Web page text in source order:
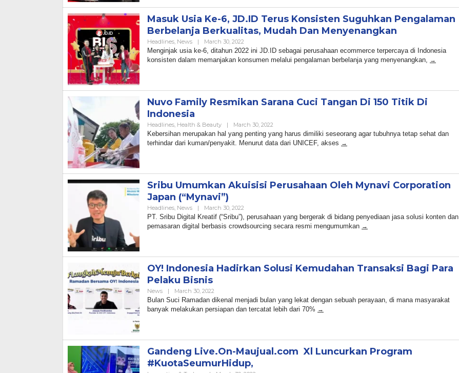
Masuk Usia Ke-6, JD.ID Terus Konsisten Suguhkan Pengalaman
Berbelanja Berkualitas, Mudah Dan Menyenangkan
Headlines, News | March 30, 2022
Admin
Menginjak usia ke-6, ditahun 2022 ini JD.ID sebagai perusahaan ecommerce terpercaya di Indonesia
konsisten dalam memanjakan konsumen melalui pengalaman berbelanja yang menyenangkan,
Nuvo Family Resmikan Sarana Cuci Tangan Di 150 Titik Di
Indonesia
Headlines, Health & Beauty | March 30, 2022
Admin
Kebersihan merupakan hal yang penting yang harus dimiliki seseorang agar tubuhnya tetap sehat dan
terhindar dari kuman/penyakit. Menurut data dari UNICEF, akses
Sribu Umumkan Akuisisi Perusahaan Oleh Mynavi Corporation
Japan (“Mynavi”)
Headlines, News | March 30, 2022
Admin
PT. Sribu Digital Kreatif (“Sribu”), perusahaan yang bergerak di bidang penyediaan jasa solusi konten dan
pemasaran digital berbasis crowdsourcing secara resmi mengumumkan
OY! Indonesia Hadirkan Solusi Kemudahan Transaksi Bagi Para
Pelaku Bisnis
News | March 30, 2022
Admin
Bulan Suci Ramadan dikenal menjadi bulan yang lekat dengan sebuah perayaan, di mana masyarakat
banyak melakukan persiapan dan tercatat lebih dari 70%
Gandeng Live.On-Maujual.com Xl Luncurkan Program
#KuotaSeumurHidup,